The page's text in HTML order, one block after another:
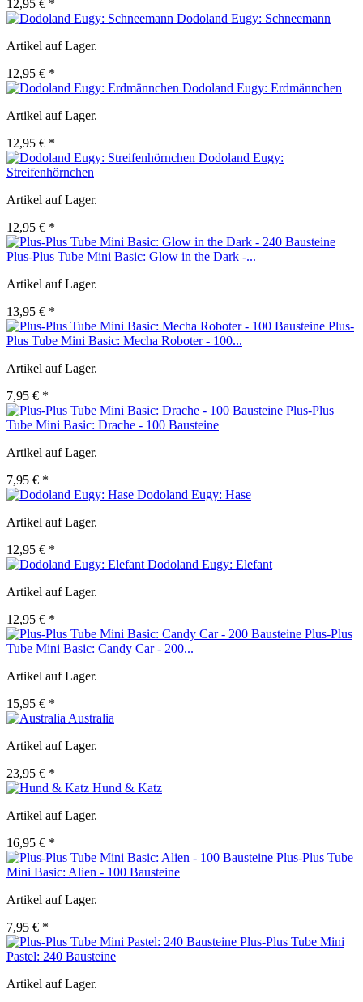
12,95 € *
Dodoland Eugy: Schneemann
Artikel auf Lager.
12,95 € *
Dodoland Eugy: Erdmännchen
Artikel auf Lager.
12,95 € *
Dodoland Eugy:
Streifenhörnchen
Artikel auf Lager.
12,95 € *
Plus-Plus Tube Mini Basic: Glow in the Dark -...
Artikel auf Lager.
13,95 € *
Plus-
Plus Tube Mini Basic: Mecha Roboter - 100...
Artikel auf Lager.
7,95 € *
Plus-Plus
Tube Mini Basic: Drache - 100 Bausteine
Artikel auf Lager.
7,95 € *
Dodoland Eugy: Hase
Artikel auf Lager.
12,95 € *
Dodoland Eugy: Elefant
Artikel auf Lager.
12,95 € *
Plus-Plus
Tube Mini Basic: Candy Car - 200...
Artikel auf Lager.
15,95 € *
Australia
Artikel auf Lager.
23,95 € *
Hund & Katz
Artikel auf Lager.
16,95 € *
Plus-Plus Tube
Mini Basic: Alien - 100 Bausteine
Artikel auf Lager.
7,95 € *
Plus-Plus Tube Mini
Pastel: 240 Bausteine
Artikel auf Lager.